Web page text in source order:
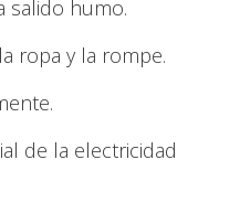
salido humo.
ropa y la rompe.
de la electricidad